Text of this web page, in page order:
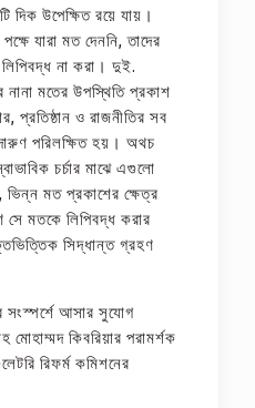
দিক উপেক্ষিত রয়ে যায়।
যারা মত দেননি, তাদের
না করা। দুই.
নানা মতের উপস্থিতি প্রকাশ
প্রতিষ্ঠান ও রাজনীতির সব
পরিলক্ষিত হয়। অথচ
চর্চার মাঝে এগুলো
মত প্রকাশের ক্ষেত্র
সে মতকে লিপিবদ্ধ করার
সিদ্ধান্ত গ্রহণ
আসার সুযোগ
মোহাম্মদ কিবরিয়ার পরামর্শক
রিফর্ম কমিশনের